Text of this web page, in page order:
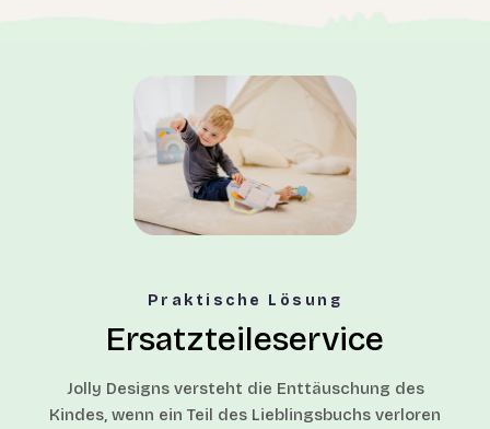
Praktische Lösung
Ersatzteileservice
Jolly Designs versteht die Enttäuschung des
Kindes, wenn ein Teil des Lieblingsbuchs verloren